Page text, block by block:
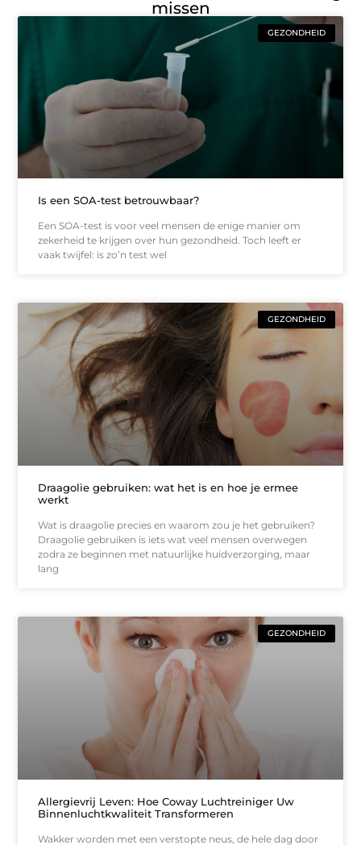
missen
GEZONDHEID
Is een SOA-test betrouwbaar?
Een SOA-test is voor veel mensen de enige manier om
zekerheid te krijgen over hun gezondheid. Toch leeft er
vaak twijfel: is zo’n test wel
GEZONDHEID
Draagolie gebruiken: wat het is en hoe je ermee
werkt
Wat is draagolie precies en waarom zou je het gebruiken?
Draagolie gebruiken is iets wat veel mensen overwegen
zodra ze beginnen met natuurlijke huidverzorging, maar
lang
GEZONDHEID
Allergievrij Leven: Hoe Coway Luchtreiniger Uw
Binnenluchtkwaliteit Transformeren
Wakker worden met een verstopte neus, de hele dag door